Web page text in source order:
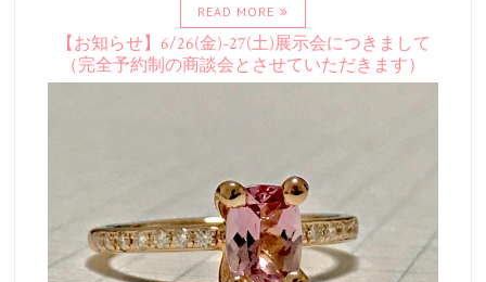
READ MORE
【お知らせ】6/26(金)-27(土)展示会につきまして
（完全予約制の商談会とさせていただきます）